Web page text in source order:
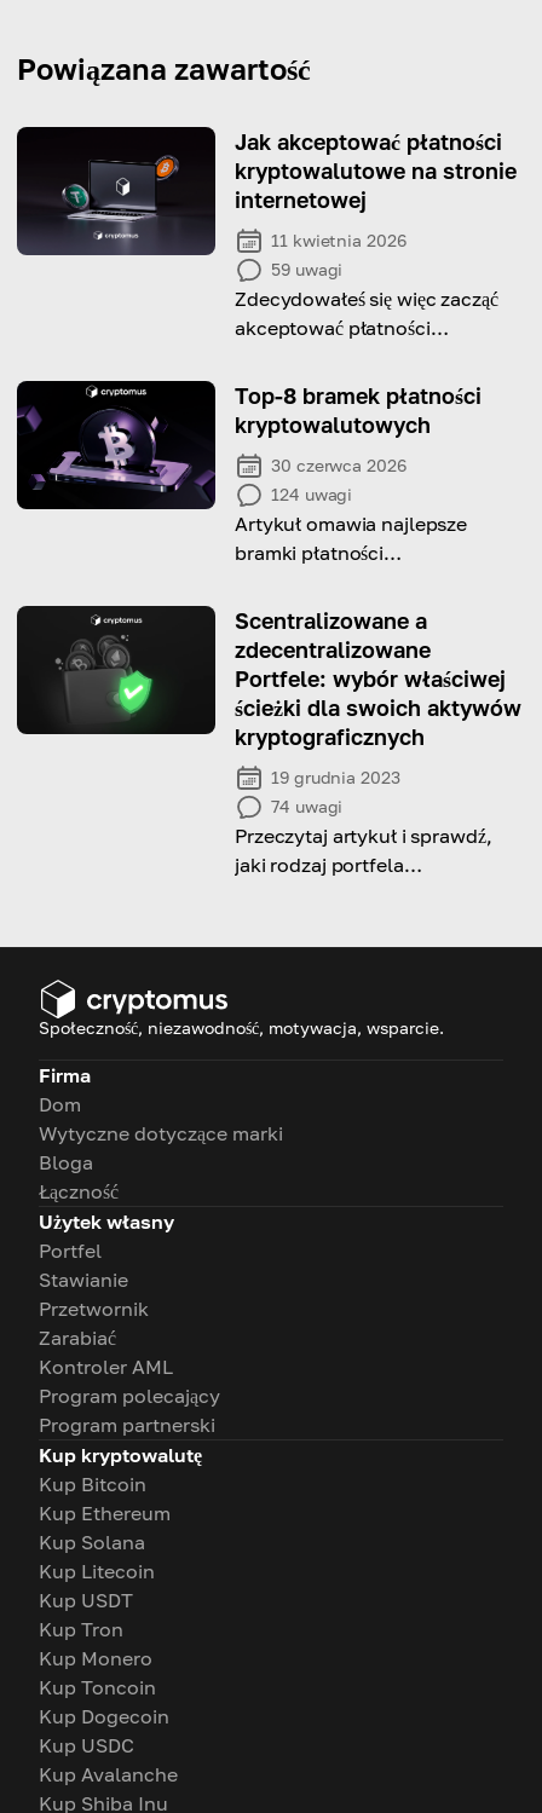
Powiązana zawartość
Jak akceptować płatności
kryptowalutowe na stronie
internetowej
11 kwietnia 2026
59 uwagi
Zdecydowałeś się więc zacząć
akceptować płatności
firmy, ale nie masz pojęcia, jak
to zrobić? Oto nasz przewodnik.
Top-8 bramek płatności
kryptowalutowych
30 czerwca 2026
124 uwagi
Artykuł omawia najlepsze
bramki płatności
i ich funkcje, aby pomóc Ci
wybrać tę odpowiednią!
Scentralizowane a
zdecentralizowane
Portfele: wybór właściwej
ścieżki dla swoich aktywów
kryptograficznych
19 grudnia 2023
74 uwagi
Przeczytaj artykuł i sprawdź,
jaki rodzaj portfela
Społeczność, niezawodność, motywacja, wsparcie.
Firma
Dom
Wytyczne dotyczące marki
Bloga
Łączność
Użytek własny
Portfel
Stawianie
Przetwornik
Zarabiać
Kontroler AML
Program polecający
Program partnerski
Kup kryptowalutę
Kup Bitcoin
Kup Ethereum
Kup Solana
Kup Litecoin
Kup USDT
Kup Tron
Kup Monero
Kup Toncoin
Kup Dogecoin
Kup USDC
Kup Avalanche
Kup Shiba Inu